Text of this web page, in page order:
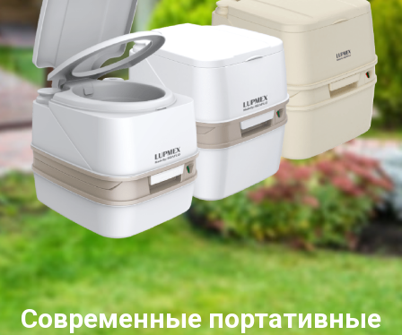
Современные портативные